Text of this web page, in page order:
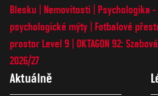
Blesku
Nemovitosti
Psychologika
psychologické mýty
Fotbalové
prostor Level 9 OKTAGON 92:
2026/27
Aktuálně